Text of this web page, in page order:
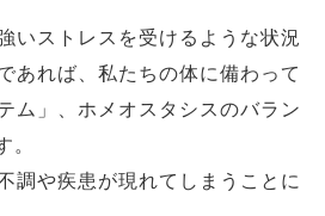
いストレスを受けるような状況
あれば、私たちの体に備わって
ム」、ホメオスタシスのバラン
調や疾患が現れてしまうことに